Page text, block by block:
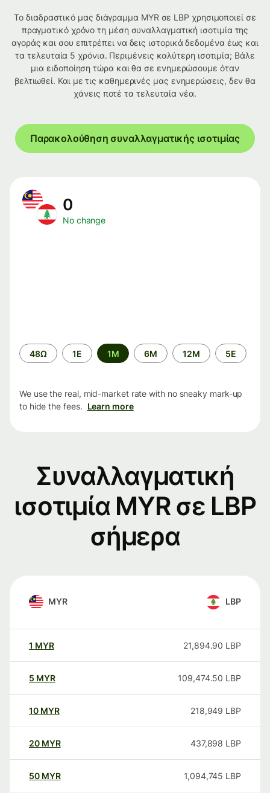
Το διαδραστικό μας διάγραμμα MYR σε LBP χρησιμοποιεί σε
πραγματικό χρόνο τη μέση συναλλαγματική ισοτιμία της
αγοράς και σου επιτρέπει να δεις ιστορικά δεδομένα έως και
τα τελευταία 5 χρόνια. Περιμένεις καλύτερη ισοτιμία; Βάλε
μια ειδοποίηση τώρα και θα σε ενημερώσουμε όταν
βελτιωθεί. Και με τις καθημερινές μας ενημερώσεις, δεν θα
χάνεις ποτέ τα τελευταία νέα.
Παρακολούθηση συναλλαγματικής ισοτιμίας
0
No change
Time
period
48Ω 1Ε 1M 6M 12M 5Ε
We use the real, mid-market rate with no sneaky mark-up
to hide the fees. Learn more
Συναλλαγματική
ισοτιμία MYR σε LBP
σήμερα
MYR LBP
1 MYR 21,894.90 LBP
5 MYR 109,474.50 LBP
10 MYR 218,949 LBP
20 MYR 437,898 LBP
50 MYR 1,094,745 LBP